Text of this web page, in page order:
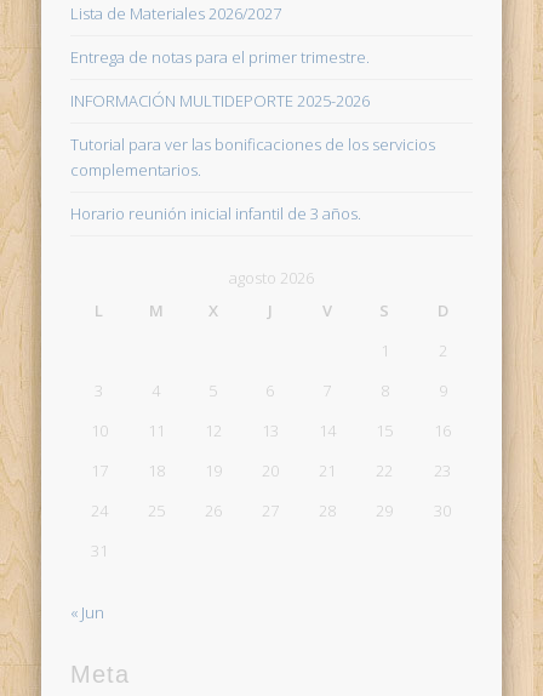
Lista de Materiales 2026/2027
Entrega de notas para el primer trimestre.
INFORMACIÓN MULTIDEPORTE 2025-2026
Tutorial para ver las bonificaciones de los servicios
complementarios.
Horario reunión inicial infantil de 3 años.
agosto 2026
L
M X J V S
D
1
2
3
4 5 6 7 8
9
10
11 12 13 14 15
16
17
18 19 20 21 22
23
24
25 26 27 28 29
30
31
« Jun
Meta